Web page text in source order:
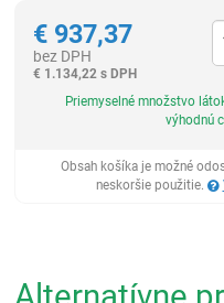
€ 937,37
bez DPH
€ 1.134,22 s DPH
Priemyselné množstvo
výhodnú
Obsah košíka je možné
neskoršie použitie.